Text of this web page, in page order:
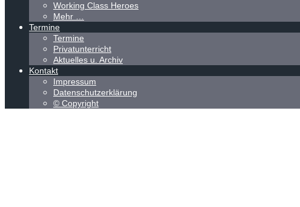
Working Class Heroes
Mehr …
Termine
Termine
Privatunterricht
Aktuelles u. Archiv
Kontakt
Impressum
Datenschutzerklärung
© Copyright